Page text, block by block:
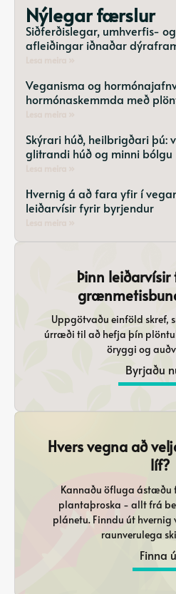
Nýlegar færslur
Siðferðislegar, umhverfis-
afleiðingar iðnaðar
Veganisma og
hormónaskemmda með
Skýrari húð, heilbrigðari
glitrandi húð og minni bólgu
Hvernig á að fara yfir í
leiðarvísir fyrir byrjendur
Þinn
Uppgötvaðu einföld skref,
úrræði til að hefja þín
öryggi og
Byrjaðu
Hvers vegna að
líf?
Kannaðu öfluga ástæðu
plantaþroska - allt frá
plánetu. Finndu út
raunverulega
Finna